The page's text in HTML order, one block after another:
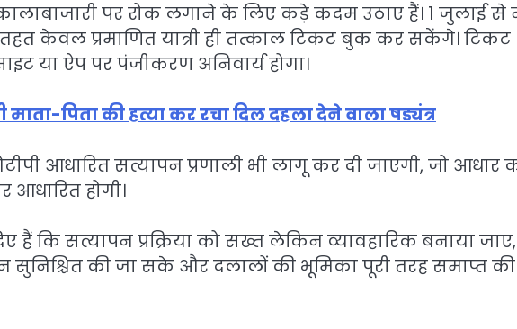
पर रोक लगाने के लिए कड़े कदम उठाए हैं। 1 जुलाई से
केवल प्रमाणित यात्री ही तत्काल टिकट बुक कर सकेंगे। टिकट
या ऐप पर पंजीकरण अनिवार्य होगा।
माता-पिता की हत्या कर रचा दिल दहला देने वाला षड्यंत्र
आधारित सत्यापन प्रणाली भी लागू कर दी जाएगी, जो आधार
आधारित होगी।
हैं कि सत्यापन प्रक्रिया को सख्त लेकिन व्यावहारिक बनाया जाए,
सुनिश्चित की जा सके और दलालों की भूमिका पूरी तरह समाप्त